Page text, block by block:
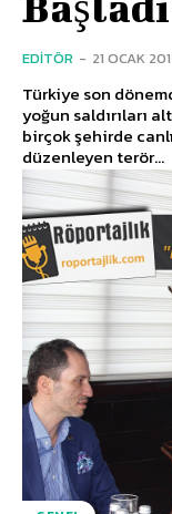
EDITÖR - 21 OCAK
Türkiye son
yoğun saldırıları
birçok şehirde
düzenleyen terör...